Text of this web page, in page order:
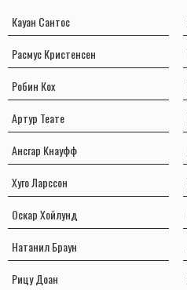
Кауан Сантос
Расмус Кристенсен
Робин Кох
Артур Теате
Ансгар Кнауфф
Хуго Ларссон
Оскар Хойлунд
Натанил Браун
Рицу Доан